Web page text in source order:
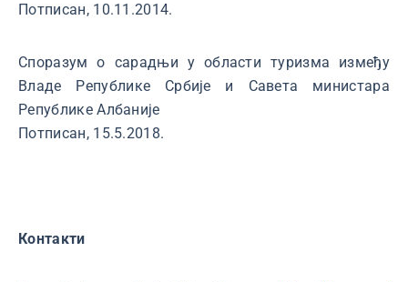
Потписан, 10.11.2014.
Споразум о сарадњи у области туризма између
Владе Републике Србије и Савета министара
Републике Албаније
Потписан, 15.5.2018.
Контакти